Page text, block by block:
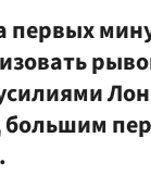
первых
большим